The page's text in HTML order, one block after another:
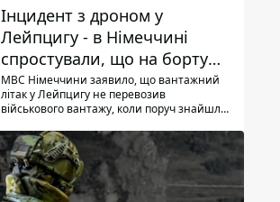
Інцидент з дроном у
Лейпцигу - в Німеччині
спростували, що на борту
українського літака були
зброя та боєприпаси
МВС Німеччини заявило, що вантажний
літак у Лейпцигу не перевозив
військового вантажу, коли поруч знайшли